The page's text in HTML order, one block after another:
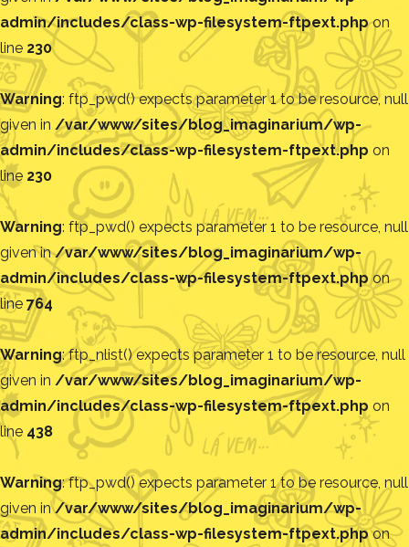
admin/includes/class-wp-filesystem-ftpext.phpon
line 230
Warning: ftp_pwd() expects parameter 1 to be resource, null
given in /var/www/sites/blog_imaginarium/wp-
admin/includes/class-wp-filesystem-ftpext.php on
line 230
Warning: ftp_pwd() expects parameter 1 to be resource, null
given in/var/www/sites/blog_imaginarium/wp-
admin/includes/class-wp-filesystem-ftpext.phpon
line 764
Warning: ftp_nlist() expects parameter 1 to be resource, null
given in /var/www/sites/blog_imaginarium/wp-
admin/includes/class-wp-filesystem-ftpext.php on
line 438
Warning: ftp_pwd() expects parameter 1 to be resource, null
given in/var/www/sites/blog_imaginarium/wp-
admin/includes/class-wp-filesystem-ftpext.phpon